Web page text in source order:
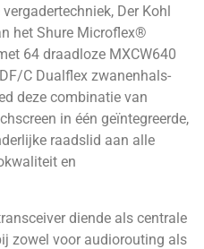
Der Kohl
het Shure Microflex®
64 draadloze MXCW640
C Dualflex zwanenhals-
deze combinatie van
in één geïntegreerde,
raadslid aan alle
en
diende als centrale
zowel voor audiorouting als